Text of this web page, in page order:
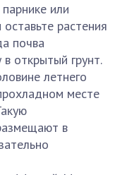
или
растения
почва
открытый грунт.
летнего
месте
в